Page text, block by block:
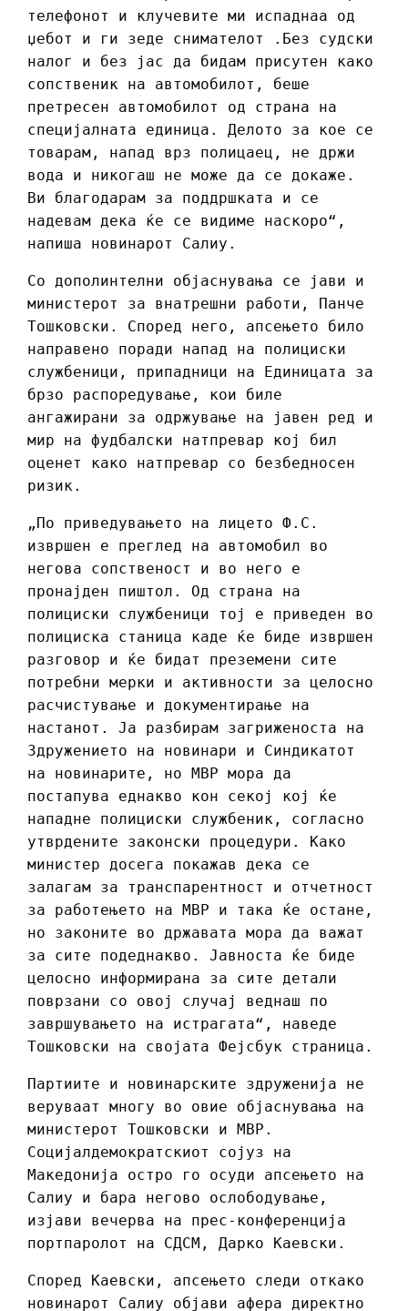
телефонот и клучевите ми испаднаа од
џебот и ги зеде снимателот .Без судски
налог и без јас да бидам присутен како
сопственик на автомобилот, беше
претресен автомобилот од страна на
специјалната единица. Делото за кое се
товарам, напад врз полицаец, не држи
вода и никогаш не може да се докаже.
Ви благодарам за поддршката и се
надевам дека ќе се видиме наскоро“,
напиша новинарот Салиу.
Со дополинтелни објаснувања се јави и
министерот за внатрешни работи, Панче
Тошковски. Според него, апсењето било
направено поради напад на полициски
службеници, припадници на Единицата за
брзо распоредување, кои биле
ангажирани за одржување на јавен ред и
мир на фудбалски натпревар кој бил
оценет како натпревар со безбедносен
ризик.
„По приведувањето на лицето Ф.С.
извршен е преглед на автомобил во
негова сопственост и во него е
пронајден пиштол. Од страна на
полициски службеници тој е приведен во
полициска станица каде ќе биде извршен
разговор и ќе бидат преземени сите
потребни мерки и активности за целосно
расчистување и документирање на
настанот. Ја разбирам загриженоста на
Здружението на новинари и Синдикатот
на новинарите, но МВР мора да
постапува еднакво кон секој кој ќе
нападне полициски службеник, согласно
утврдените законски процедури. Како
министер досега покажав дека се
залагам за транспарентност и отчетност
за работењето на МВР и така ќе остане,
но законите во државата мора да важат
за сите подеднакво. Јавноста ќе биде
целосно информирана за сите детали
поврзани со овој случај веднаш по
завршувањето на истрагата“, наведе
Тошковски на својата Фејсбук страница.
Партиите и новинарските здруженија не
веруваат многу во овие објаснувања на
министерот Тошковски и МВР.
Социјалдемократскиот сојуз на
Македонија остро го осуди апсењето на
Салиу и бара негово ослободување,
изјави вечерва на прес-конференција
портпаролот на СДСМ, Дарко Каевски.
Според Каевски, апсењето следи откако
новинарот Салиу објави афера директно